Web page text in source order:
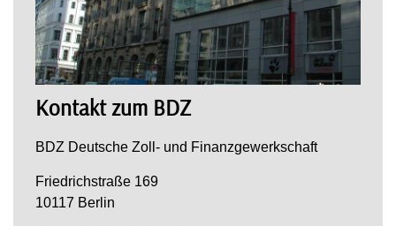
Kontakt zum BDZ
BDZ Deutsche Zoll- und Finanzgewerkschaft
Friedrichstraße 169
10117 Berlin